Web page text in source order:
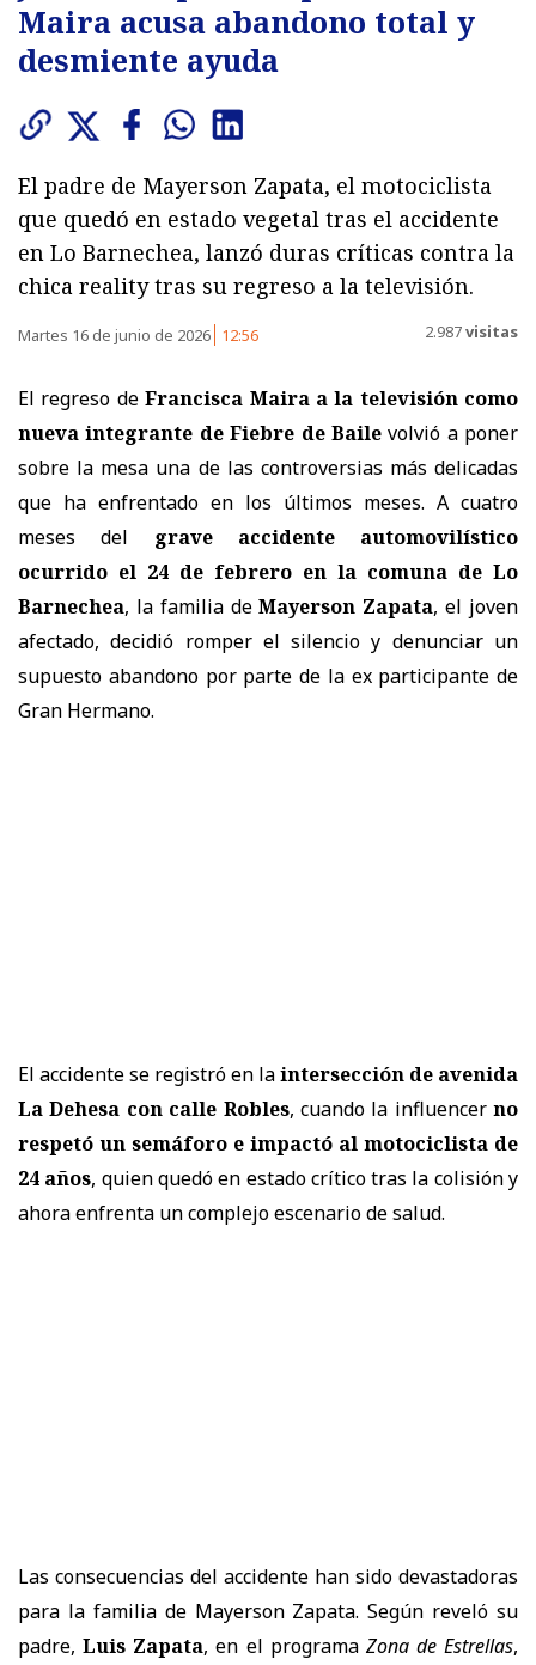
Maira acusa abandono total y
desmiente ayuda
El padre de Mayerson Zapata, el motociclista
que quedó en estado vegetal tras el accidente
en Lo Barnechea, lanzó duras críticas contra la
chica reality tras su regreso a la televisión.
Martes 16 de junio de 2026 12:56 2.987visitas
El regreso deFrancisca Maira a la televisión como
nueva integrante de Fiebre de Bailevolvió a poner
sobre la mesa una de las controversias más delicadas
que ha enfrentado en los últimos meses. A cuatro
meses del grave accidente automovilístico
ocurrido el 24 de febrero en la comuna de Lo
Barnechea, la familia deMayerson Zapata, el joven
afectado, decidió romper el silencio y denunciar un
supuesto abandono por parte de la ex participante de
Gran Hermano.
El accidente se registró en laintersección de avenida
La Dehesa con calle Robles, cuando la influencer no
respetó un semáforo e impactó al motociclista de
24 años, quien quedó en estado crítico tras la colisión y
ahora enfrenta un complejo escenario de salud.
Las consecuencias del accidente han sido devastadoras
para la familia de Mayerson Zapata. Según reveló su
padre,Luis Zapata, en el programa Zona de Estrellas,